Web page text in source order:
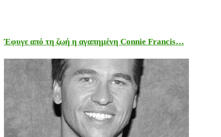
Έφυγε από τη ζωή η αγαπημένη Connie Francis…